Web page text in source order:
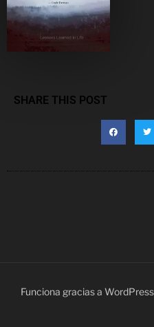
SHARE THIS POST
Funciona gracias a WordPress